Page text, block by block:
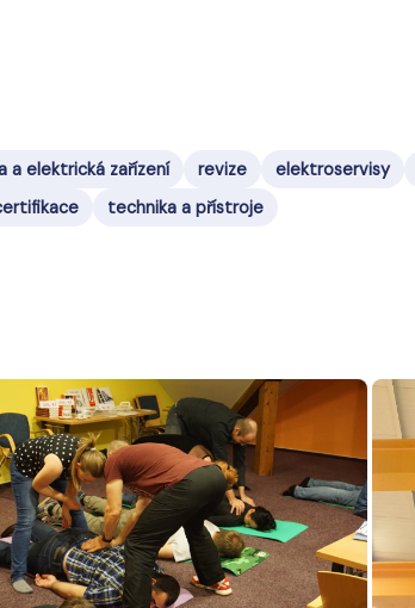
a elektrická zařízení revize elektroservisy
technika a přístroje